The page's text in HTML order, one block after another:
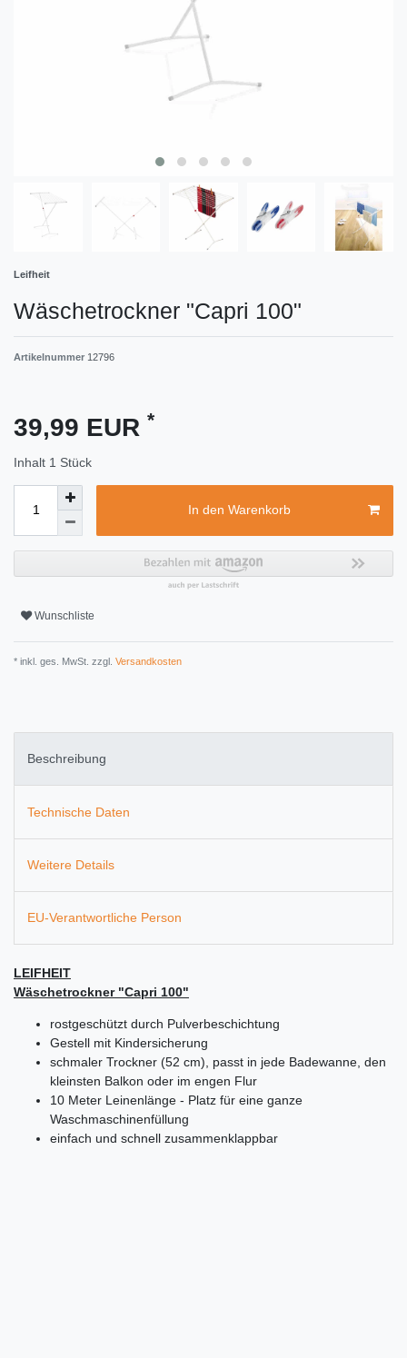
Leifheit
Wäschetrockner "Capri 100"
Artikelnummer 12796
39,99 EUR *
Inhalt 1 Stück
In den Warenkorb
Wunschliste
* inkl. ges. MwSt. zzgl. Versandkosten
Beschreibung
Technische Daten
Weitere Details
EU-Verantwortliche Person
LEIFHEIT
Wäschetrockner "Capri 100"
rostgeschützt durch Pulverbeschichtung
Gestell mit Kindersicherung
schmaler Trockner (52 cm), passt in jede Badewanne, den
kleinsten Balkon oder im engen Flur
10 Meter Leinenlänge - Platz für eine ganze
Waschmaschinenfüllung
einfach und schnell zusammenklappbar